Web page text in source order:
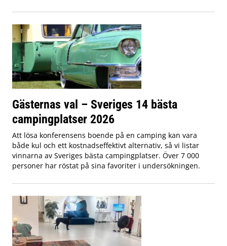
Gästernas val – Sveriges 14 bästa
campingplatser 2026
Att lösa konferensens boende på en camping kan vara
både kul och ett kostnadseffektivt alternativ, så vi listar
vinnarna av Sveriges bästa campingplatser. Över 7 000
personer har röstat på sina favoriter i undersökningen.